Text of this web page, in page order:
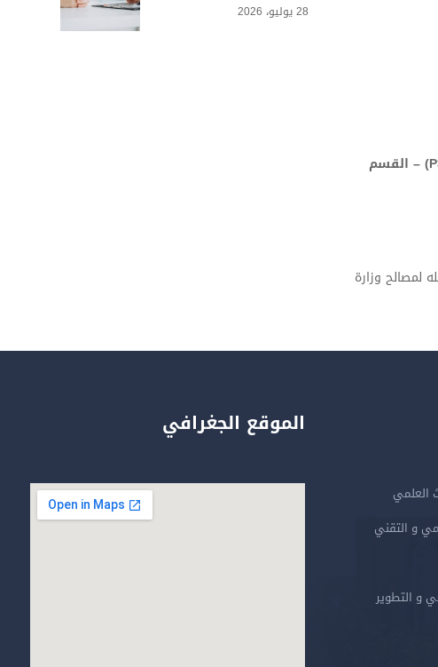
28 يوليو، 2026
يشرفني أن نعلمكم بوجود وظيفة شاغرة على مستوى المنظمة العالمية للملكية الفكرية (WIPO)، وذلك لمنصب مدير برنامج (P3) – القسم
لمصالح وزارة
العلمي
و التقني
و التطوير
الموقع الجغرافي